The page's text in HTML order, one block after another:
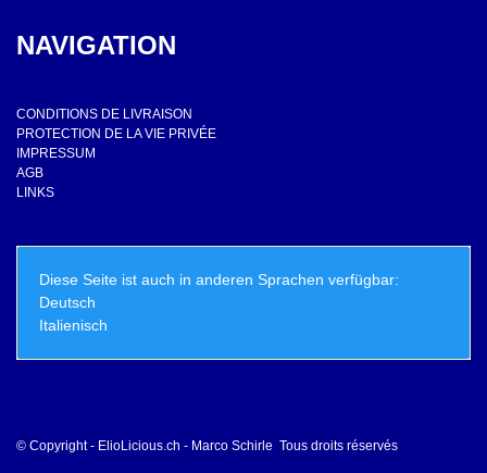
NAVIGATION
CONDITIONS DE LIVRAISON
PROTECTION DE LA VIE PRIVÉE
IMPRESSUM
AGB
LINKS
Diese Seite ist auch in anderen Sprachen verfügbar:
Deutsch
Italienisch
© Copyright - ElioLicious.ch - Marco Schirle Tous droits réservés